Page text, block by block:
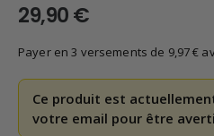
29,90€
Payer en 3 versements de 9,97€
Ce produit est
votre email pour être